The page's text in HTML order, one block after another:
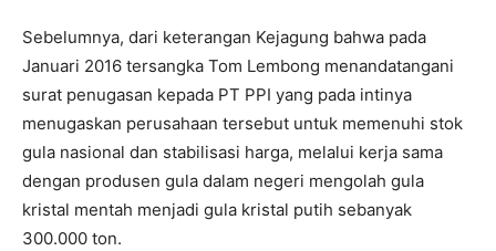
Sebelumnya, dari keterangan Kejagung bahwa pada
Januari 2016 tersangka Tom Lembong menandatangani
surat penugasan kepada PT PPI yang pada intinya
menugaskan perusahaan tersebut untuk memenuhi stok
gula nasional dan stabilisasi harga, melalui kerja sama
dengan produsen gula dalam negeri mengolah gula
kristal mentah menjadi gula kristal putih sebanyak
300.000 ton.